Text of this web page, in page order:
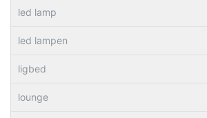
led lamp
led lampen
ligbed
lounge